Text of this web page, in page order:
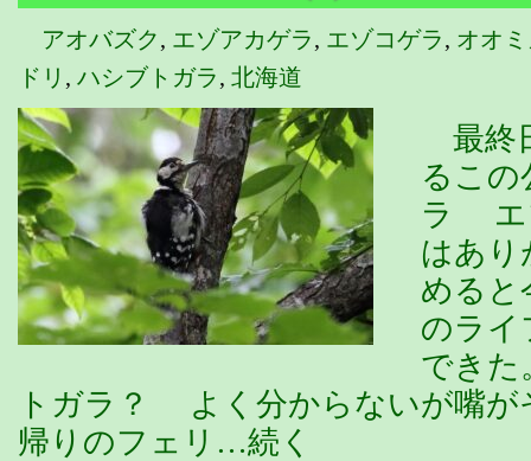
アオバズク, エゾアカゲラ, エゾコゲラ, オオ
ドリ , ハシブトガラ, 北海道
最終
るこの
ラ エ
はあ
めると
のライ
できた
トガラ？ よく分からないが嘴
帰りのフェリ…続く